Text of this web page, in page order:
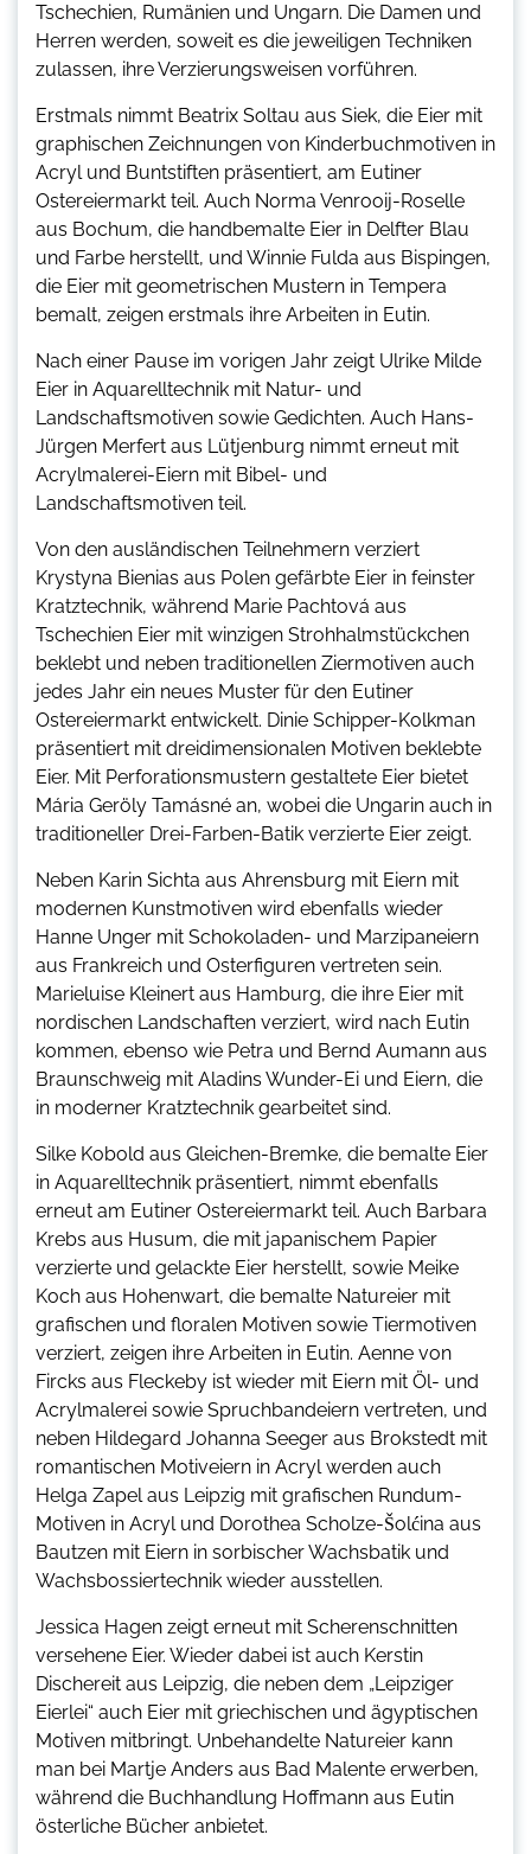
Tschechien, Rumänien und Ungarn. Die Damen und
Herren werden, soweit es die jeweiligen Techniken
zulassen, ihre Verzierungsweisen vorführen.
Erstmals nimmt Beatrix Soltau aus Siek, die Eier mit
graphischen Zeichnungen von Kinderbuchmotiven in
Acryl und Buntstiften präsentiert, am Eutiner
Ostereiermarkt teil. Auch Norma Venrooij-Roselle
aus Bochum, die handbemalte Eier in Delfter Blau
und Farbe herstellt, und Winnie Fulda aus Bispingen,
die Eier mit geometrischen Mustern in Tempera
bemalt, zeigen erstmals ihre Arbeiten in Eutin.
Nach einer Pause im vorigen Jahr zeigt Ulrike Milde
Eier in Aquarelltechnik mit Natur- und
Landschaftsmotiven sowie Gedichten. Auch Hans-
Jürgen Merfert aus Lütjenburg nimmt erneut mit
Acrylmalerei-Eiern mit Bibel- und
Landschaftsmotiven teil.
Von den ausländischen Teilnehmern verziert
Krystyna Bienias aus Polen gefärbte Eier in feinster
Kratztechnik, während Marie Pachtová aus
Tschechien Eier mit winzigen Strohhalmstückchen
beklebt und neben traditionellen Ziermotiven auch
jedes Jahr ein neues Muster für den Eutiner
Ostereiermarkt entwickelt. Dinie Schipper-Kolkman
präsentiert mit dreidimensionalen Motiven beklebte
Eier. Mit Perforationsmustern gestaltete Eier bietet
Mária Geröly Tamásné an, wobei die Ungarin auch in
traditioneller Drei-Farben-Batik verzierte Eier zeigt.
Neben Karin Sichta aus Ahrensburg mit Eiern mit
modernen Kunstmotiven wird ebenfalls wieder
Hanne Unger mit Schokoladen- und Marzipaneiern
aus Frankreich und Osterfiguren vertreten sein.
Marieluise Kleinert aus Hamburg, die ihre Eier mit
nordischen Landschaften verziert, wird nach Eutin
kommen, ebenso wie Petra und Bernd Aumann aus
Braunschweig mit Aladins Wunder-Ei und Eiern, die
in moderner Kratztechnik gearbeitet sind.
Silke Kobold aus Gleichen-Bremke, die bemalte Eier
in Aquarelltechnik präsentiert, nimmt ebenfalls
erneut am Eutiner Ostereiermarkt teil. Auch Barbara
Krebs aus Husum, die mit japanischem Papier
verzierte und gelackte Eier herstellt, sowie Meike
Koch aus Hohenwart, die bemalte Natureier mit
grafischen und floralen Motiven sowie Tiermotiven
verziert, zeigen ihre Arbeiten in Eutin. Aenne von
Fircks aus Fleckeby ist wieder mit Eiern mit Öl- und
Acrylmalerei sowie Spruchbandeiern vertreten, und
neben Hildegard Johanna Seeger aus Brokstedt mit
romantischen Motiveiern in Acryl werden auch
Helga Zapel aus Leipzig mit grafischen Rundum-
Motiven in Acryl und Dorothea Scholze-Šolćina aus
Bautzen mit Eiern in sorbischer Wachsbatik und
Wachsbossiertechnik wieder ausstellen.
Jessica Hagen zeigt erneut mit Scherenschnitten
versehene Eier. Wieder dabei ist auch Kerstin
Dischereit aus Leipzig, die neben dem „Leipziger
Eierlei“ auch Eier mit griechischen und ägyptischen
Motiven mitbringt. Unbehandelte Natureier kann
man bei Martje Anders aus Bad Malente erwerben,
während die Buchhandlung Hoffmann aus Eutin
österliche Bücher anbietet.